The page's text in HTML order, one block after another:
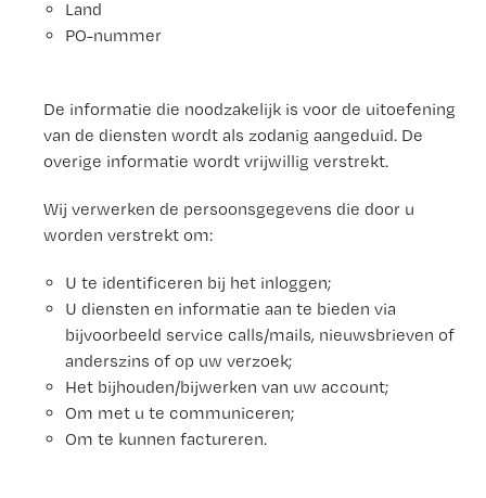
Land
PO-nummer
De informatie die noodzakelijk is voor de uitoefening
van de diensten wordt als zodanig aangeduid. De
overige informatie wordt vrijwillig verstrekt.
Wij verwerken de persoonsgegevens die door u
worden verstrekt om:
U te identificeren bij het inloggen;
U diensten en informatie aan te bieden via
bijvoorbeeld service calls/mails, nieuwsbrieven of
anderszins of op uw verzoek;
Het bijhouden/bijwerken van uw account;
Om met u te communiceren;
Om te kunnen factureren.